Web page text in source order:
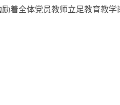
全体党员教师立足教育教学